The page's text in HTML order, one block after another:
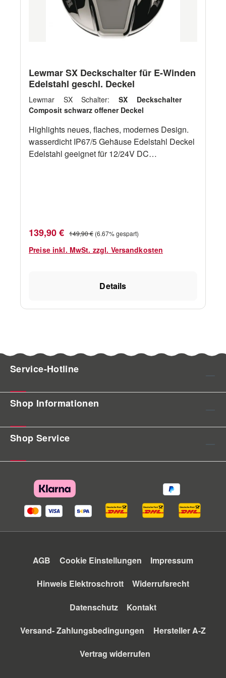
Lewmar SX Deckschalter für E-Winden
Edelstahl geschl. Deckel
Lewmar SX Schalter: SX Deckschalter
Composit schwarz offener Deckel
Highlights neues, flaches, modernes Design.
wasserdicht IP67/5 Gehäuse Edelstahl Deckel
Edelstahl geeignet für 12/24V DC
Verkaufspreis:
139,90 € Regulärer Preis:
149,90 € (6.67% gespart)
Preise inkl. MwSt. zzgl. Versandkosten
Details
Service-Hotline
Shop Informationen
Shop Service
AGB Cookie Einstellungen Impressum
Hinweis Elektroschrott Widerrufsrecht
Datenschutz Kontakt
Versand- Zahlungsbedingungen Hersteller A-Z
Vertrag widerrufen